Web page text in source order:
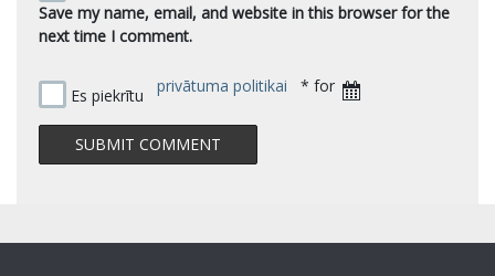
Save my name, email, and website in this browser for the
next time I comment.
Es piekrītu privātuma politikai * for